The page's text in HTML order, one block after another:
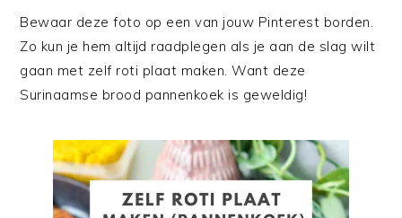
Bewaar deze foto op een van jouw Pinterest borden.
Zo kun je hem altijd raadplegen als je aan de slag wilt
gaan met zelf roti plaat maken. Want deze
Surinaamse brood pannenkoek is geweldig!